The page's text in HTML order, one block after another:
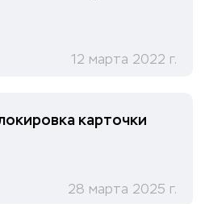
12 марта 2022 г.
карточки
28 марта 2025 г.